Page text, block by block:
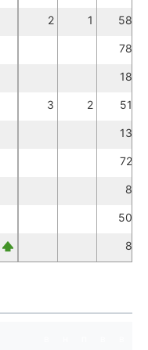
2 1 58
78
18
3 2 51
13
72
8
50
8